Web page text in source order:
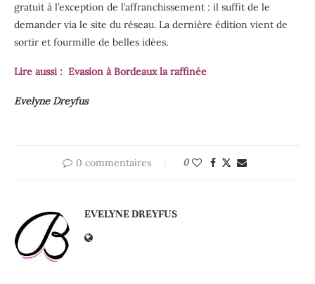
gratuit à l’exception de l’affranchissement : il suffit de le
demander via le site du réseau. La dernière édition vient de
sortir et fourmille de belles idées.
Lire aussi : Evasion à Bordeaux la raffinée
Evelyne Dreyfus
0 commentaires 0
EVELYNE DREYFUS